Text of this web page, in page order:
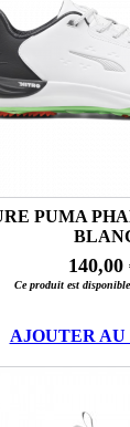
PUMA
140,00
Ce produit est
AJOUTER AU